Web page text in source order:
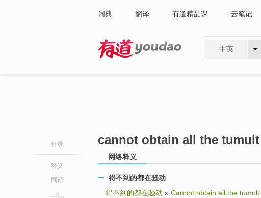
词典 翻译 有道精品课 云笔记
中英
目录
释义
翻译
cannot obtain all the tumult
网络释义
得不到的都在骚动
得不到的都在骚动 » Cannot obtain all the tumult